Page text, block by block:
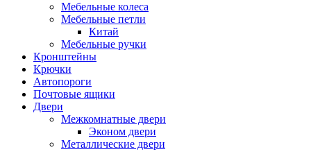
Мебельные колеса
Мебельные петли
Китай
Мебельные ручки
Кронштейны
Крючки
Автопороги
Почтовые ящики
Двери
Межкомнатные двери
Эконом двери
Металлические двери